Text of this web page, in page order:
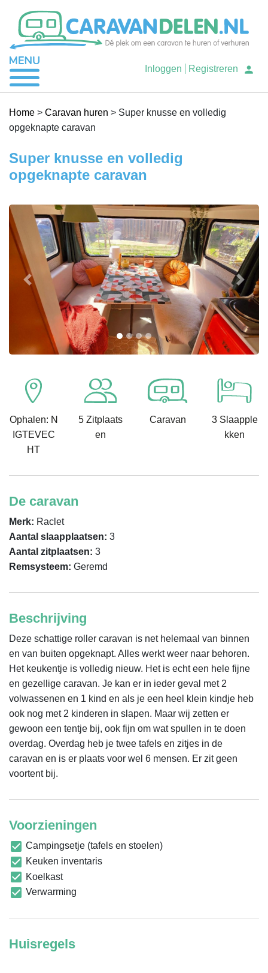
Je caravan verhuren
Inloggen Registreren
Home > Caravan huren > Super knusse en volledig
opgeknapte caravan
Super knusse en volledig
opgeknapte caravan
Previous Next
Ophalen: N
IGTEVEC
HT
5 Zitplaats
en
Caravan
3 Slaapple
kken
De caravan
Merk: Raclet
Aantal slaapplaatsen: 3
Aantal zitplaatsen: 3
Remsysteem: Geremd
Beschrijving
Deze schattige roller caravan is net helemaal van binnen
en van buiten opgeknapt. Alles werkt weer naar behoren.
Het keukentje is volledig nieuw. Het is echt een hele fijne
en gezellige caravan. Je kan er in ieder geval met 2
volwassenen en 1 kind en als je een heel klein kindje heb
ook nog met 2 kinderen in slapen. Maar wij zetten er
gewoon een tentje bij, ook fijn om wat spullen in te doen
overdag. Overdag heb je twee tafels en zitjes in de
caravan en is er plaats voor wel 6 mensen. Er zit geen
voortent bij.
Voorzieningen
Campingsetje (tafels en stoelen)
Keuken inventaris
Koelkast
Verwarming
Huisregels